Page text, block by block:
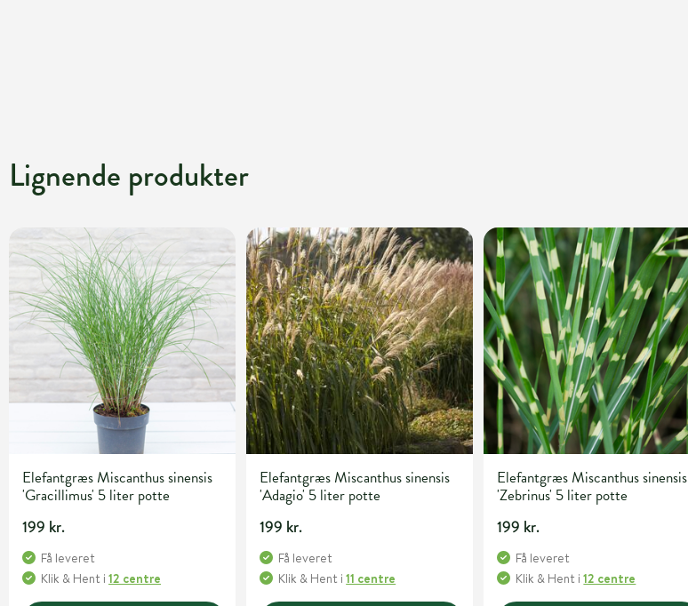
Lignende produkter
Elefantgræs Miscanthus sinensis
'Gracillimus' 5 liter potte
199 kr.
Få leveret
Klik & Hent i 12 centre
Elefantgræs Miscanthus sinensis
'Adagio' 5 liter potte
199 kr.
Få leveret
Klik & Hent i11 centre
Elefantgræs Miscanthus sinensis
'Zebrinus' 5 liter potte
199 kr.
Få leveret
Klik & Hent i12 centre